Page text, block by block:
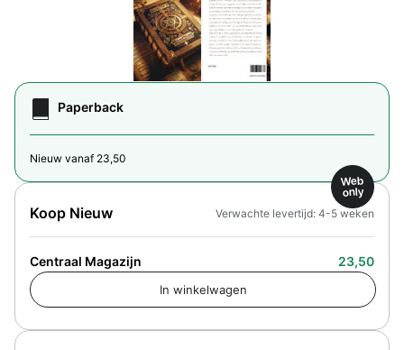
Paperback
Nieuw vanaf 23,50
Koop Nieuw
Web
only
Centraal Magazijn 23,50
Verwachte levertijd: 4-5 weken